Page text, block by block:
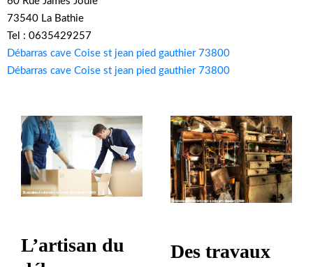
73540 La Bathie
Tel : 0635429257
Débarras cave Coise st jean pied gauthier 73800
Débarras cave Coise st jean pied gauthier 73800
L’artisan du
Des travaux